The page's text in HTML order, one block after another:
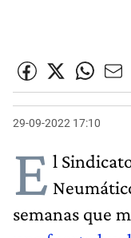
29-09-2022 17:10
E l
semanas que